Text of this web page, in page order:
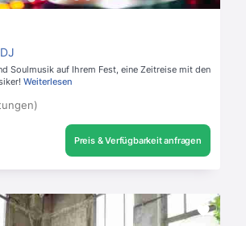
Soulmusik auf Ihrem Fest, eine Zeitreise mit den
Weiterlesen
Preis & Verfügbarkeit anfragen